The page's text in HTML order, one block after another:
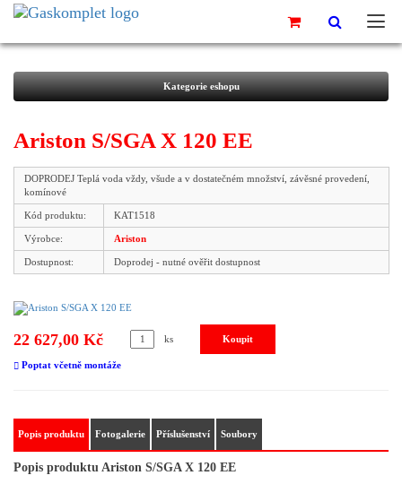
Kategorie eshopu
Ariston S/SGA X 120 EE
DOPRODEJ Teplá voda vždy, všude a v dostatečném množství, závěsné provedení,
komínové
Kód produktu: KAT1518
Výrobce: Ariston
Dostupnost: Doprodej - nutné ověřit dostupnost
22 627,00 Kč ks
Poptat včetně montáže
Popis produktu Fotogalerie Příslušenství Soubory
Popis produktu Ariston S/SGA X 120 EE